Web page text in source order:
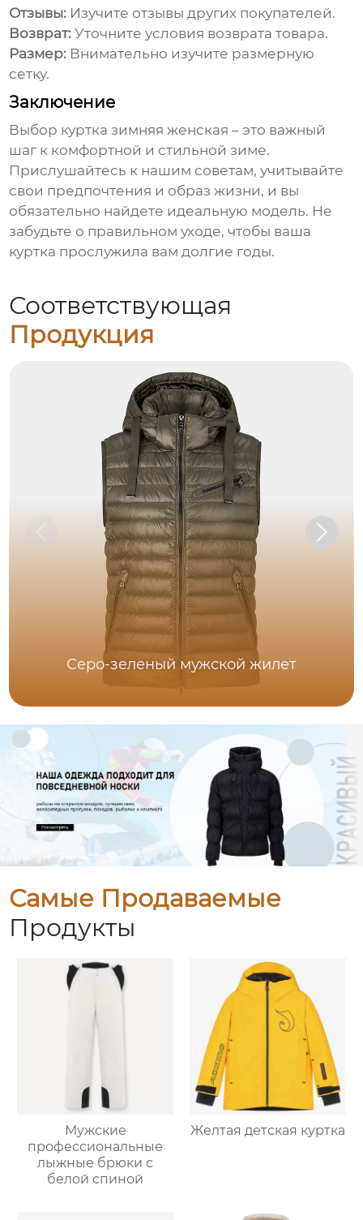
Отзывы: Изучите отзывы других покупателей.
Возврат: Уточните условия возврата товара.
Размер: Внимательно изучите размерную
сетку.
Заключение
Выбор куртка зимняя женская – это важный
шаг к комфортной и стильной зиме.
Прислушайтесь к нашим советам, учитывайте
свои предпочтения и образ жизни, и вы
обязательно найдете идеальную модель. Не
забудьте о правильном уходе, чтобы ваша
куртка прослужила вам долгие годы.
Соответствующая
Продукция
Серо-зеленый мужской жилет
Самые Продаваемые
Продукты
Мужские
профессиональные
лыжные брюки с
белой спиной
Желтая детская куртка